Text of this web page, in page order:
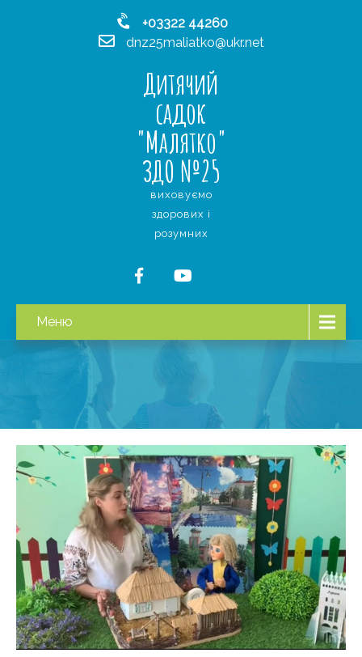
+03322 44260
dnz25maliatko@ukr.net
Дитячий
садок
"Малятко"
ЗДО №25
виховуємо
здорових і
розумних
Меню